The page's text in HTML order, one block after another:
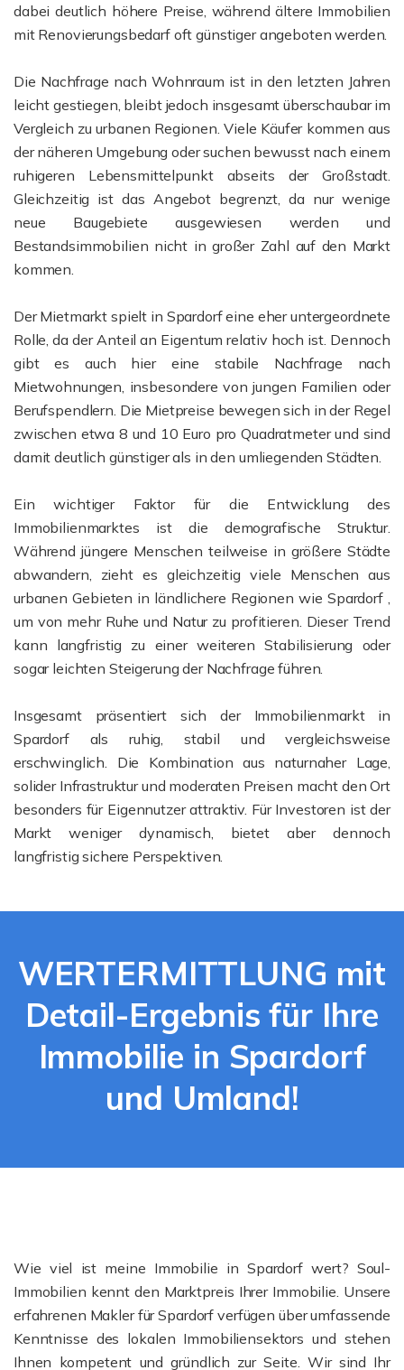
dabei deutlich höhere Preise, während ältere Immobilien
mit Renovierungsbedarf oft günstiger angeboten werden.
Die Nachfrage nach Wohnraum ist in den letzten Jahren
leicht gestiegen, bleibt jedoch insgesamt überschaubar im
Vergleich zu urbanen Regionen. Viele Käufer kommen aus
der näheren Umgebung oder suchen bewusst nach einem
ruhigeren Lebensmittelpunkt abseits der Großstadt.
Gleichzeitig ist das Angebot begrenzt, da nur wenige
neue Baugebiete ausgewiesen werden und
Bestandsimmobilien nicht in großer Zahl auf den Markt
kommen.
Der Mietmarkt spielt in Spardorf eine eher untergeordnete
Rolle, da der Anteil an Eigentum relativ hoch ist. Dennoch
gibt es auch hier eine stabile Nachfrage nach
Mietwohnungen, insbesondere von jungen Familien oder
Berufspendlern. Die Mietpreise bewegen sich in der Regel
zwischen etwa 8 und 10 Euro pro Quadratmeter und sind
damit deutlich günstiger als in den umliegenden Städten.
Ein wichtiger Faktor für die Entwicklung des
Immobilienmarktes ist die demografische Struktur.
Während jüngere Menschen teilweise in größere Städte
abwandern, zieht es gleichzeitig viele Menschen aus
urbanen Gebieten in ländlichere Regionen wie Spardorf ,
um von mehr Ruhe und Natur zu profitieren. Dieser Trend
kann langfristig zu einer weiteren Stabilisierung oder
sogar leichten Steigerung der Nachfrage führen.
Insgesamt präsentiert sich der Immobilienmarkt in
Spardorf als ruhig, stabil und vergleichsweise
erschwinglich. Die Kombination aus naturnaher Lage,
solider Infrastruktur und moderaten Preisen macht den Ort
besonders für Eigennutzer attraktiv. Für Investoren ist der
Markt weniger dynamisch, bietet aber dennoch
langfristig sichere Perspektiven.
WERTERMITTLUNG mit
Detail-Ergebnis für Ihre
Immobilie in Spardorf
und Umland!
Wie viel ist meine Immobilie in Spardorf wert? Soul-
Immobilien kennt den Marktpreis Ihrer Immobilie. Unsere
erfahrenen Makler für Spardorf verfügen über umfassende
Kenntnisse des lokalen Immobiliensektors und stehen
Ihnen kompetent und gründlich zur Seite. Wir sind Ihr